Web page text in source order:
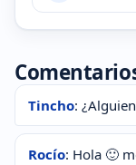
Tincho:
Rocío: Hola 🙂